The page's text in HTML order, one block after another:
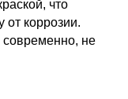
что
от коррозии.
современно, не